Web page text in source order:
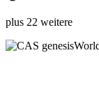
plus 22 weitere